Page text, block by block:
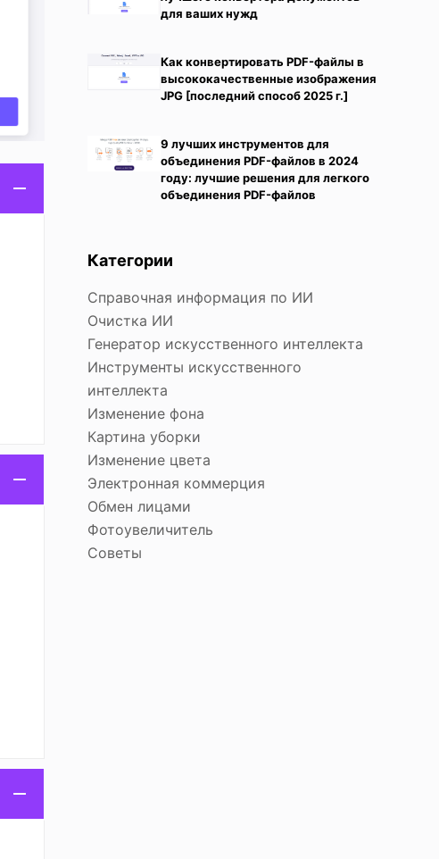
для ваших нужд
Как конвертировать PDF-файлы в
высококачественные изображения
JPG [последний способ 2025 г.]
9 лучших инструментов для
объединения PDF-файлов в 2024
году: лучшие решения для легкого
объединения PDF-файлов
Категории
Справочная информация по ИИ
Очистка ИИ
Генератор искусственного интеллекта
Инструменты искусственного
интеллекта
Изменение фона
Картина уборки
Изменение цвета
Электронная коммерция
Обмен лицами
Фотоувеличитель
Советы